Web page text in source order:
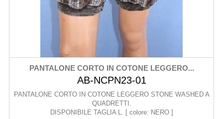
PANTALONE CORTO IN COTONE LEGGERO...
AB-NCPN23-01
PANTALONE CORTO IN COTONE LEGGERO STONE WASHED A
QUADRETTI.
DISPONIBILE TAGLIA L. [ colore: NERO ]